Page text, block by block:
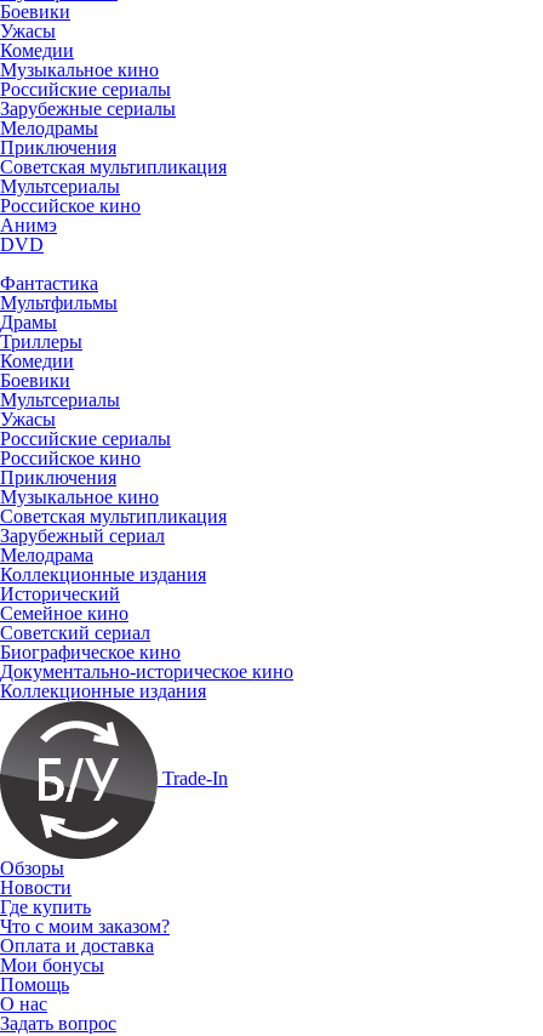
Боевики
Ужасы
Комедии
Музыкальное кино
Российские сериалы
Зарубежные сериалы
Мелодрамы
Приключения
Советская мультипликация
Мультсериалы
Российское кино
Анимэ
DVD
Фантастика
Мультфильмы
Драмы
Триллеры
Комедии
Боевики
Мультсериалы
Ужасы
Российские сериалы
Российское кино
Приключения
Музыкальное кино
Советская мультипликация
Зарубежный сериал
Мелодрама
Коллекционные издания
Исторический
Семейное кино
Советский сериал
Биографическое кино
Документально-историческое кино
Коллекционные издания
Trade-In
Обзоры
Новости
Где купить
Что с моим заказом?
Оплата и доставка
Мои бонусы
Помощь
О нас
Задать вопрос